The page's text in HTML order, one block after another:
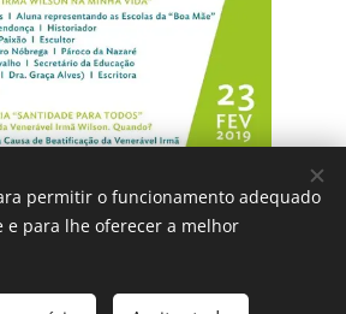
IGREJA CATÓLICA
permitir o funcionamento adequado
e para lhe oferecer a melhor